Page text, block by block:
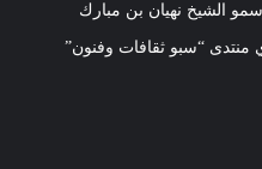
الشيخ نهيان بن مبارك
“سبو ثقافات وفنون”